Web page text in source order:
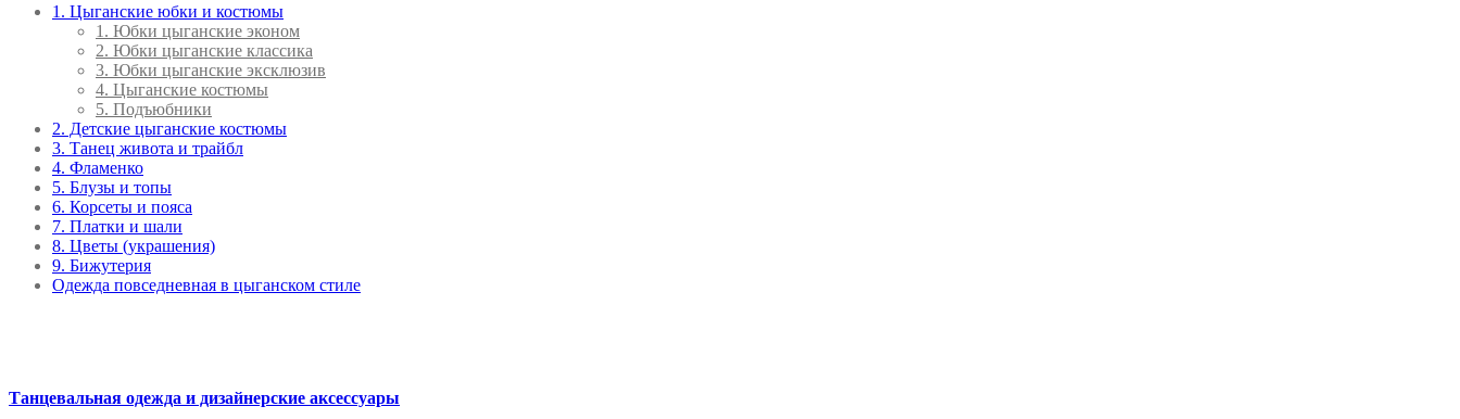
1. Цыганские юбки и костюмы
1. Юбки цыганские эконом
2. Юбки цыганские классика
3. Юбки цыганские эксклюзив
4. Цыганские костюмы
5. Подъюбники
2. Детские цыганские костюмы
3. Танец живота и трайбл
4. Фламенко
5. Блузы и топы
6. Корсеты и пояса
7. Платки и шали
8. Цветы (украшения)
9. Бижутерия
Одежда повседневная в цыганском стиле
Танцевальная одежда и дизайнерские аксессуары